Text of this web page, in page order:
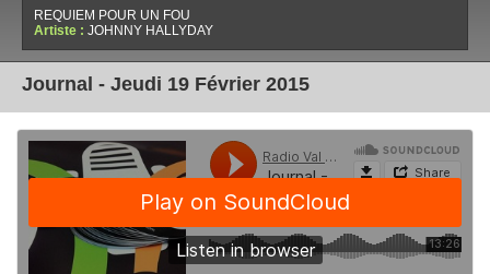
REQUIEM POUR UN FOU
Artiste : JOHNNY HALLYDAY
Journal - Jeudi 19 Février 2015